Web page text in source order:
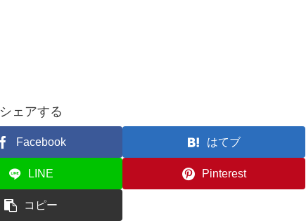
シェアする
Facebook はてブ
LINE Pinterest
コピー